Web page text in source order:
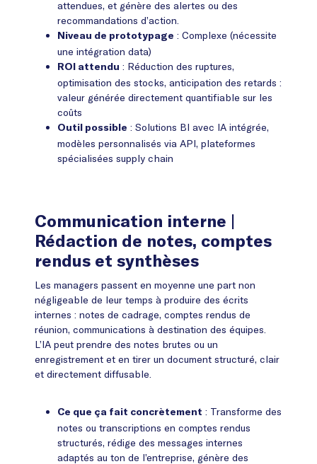
attendues, et génère des alertes ou des
recommandations d’action.
Niveau de prototypage : Complexe (nécessite
une intégration data)
ROI attendu : Réduction des ruptures,
optimisation des stocks, anticipation des retards :
valeur générée directement quantifiable sur les
coûts
Outil possible : Solutions BI avec IA intégrée,
modèles personnalisés via API, plateformes
spécialisées supply chain
Communication interne
Rédaction de notes, comptes
rendus et synthèses
Les managers passent en moyenne une part non
négligeable de leur temps à produire des écrits
internes : notes de cadrage, comptes rendus de
réunion, communications à destination des équipes.
L’IA peut prendre des notes brutes ou un
enregistrement et en tirer un document structuré, clair
et directement diffusable.
Ce que ça fait concrètement : Transforme des
notes ou transcriptions en comptes rendus
structurés, rédige des messages internes
adaptés au ton de l’entreprise, génère des